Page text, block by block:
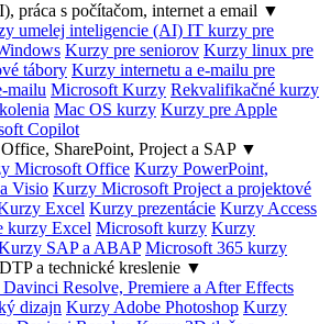
práca s počítačom, internet a email ▼
umelej inteligencie (AI) IT kurzy pre
Kurzy pre seniorov Kurzy linux pre
tábory Kurzy internetu a e-mailu pre
mailu Microsoft Kurzy Rekvalifikačné kurzy
Mac OS kurzy Kurzy pre Apple
Copilot
SharePoint, Project a SAP ▼
Microsoft Office Kurzy PowerPoint,
Visio Kurzy Microsoft Project a projektové
Excel Kurzy prezentácie Kurzy Access
kurzy Excel Microsoft kurzy Kurzy
SAP a ABAP Microsoft 365 kurzy
a technické kreslenie ▼
Resolve, Premiere a After Effects
dizajn Kurzy Adobe Photoshop Kurzy